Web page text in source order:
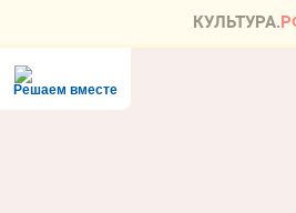
Решаем вместе